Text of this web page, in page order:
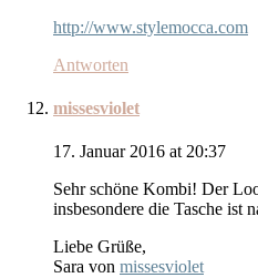
http://www.stylemocca.com
Antworten
missesviolet
17. Januar 2016 at 20:37
Sehr schöne Kombi! Der
insbesondere die Tasche ist
Liebe Grüße,
Sara von missesviolet